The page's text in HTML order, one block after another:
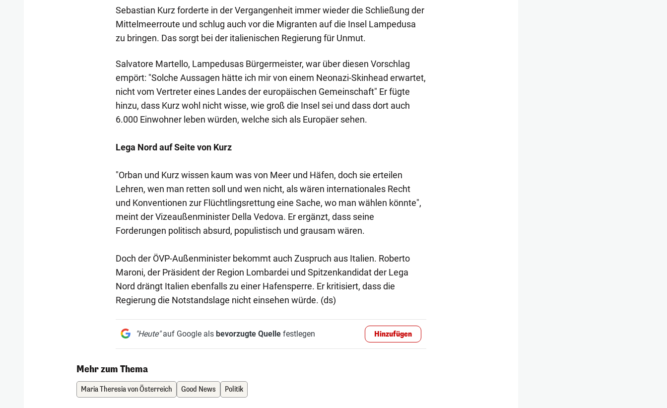
Sebastian Kurz forderte in der Vergangenheit immer wieder die Schließung der
Mittelmeerroute und schlug auch vor die Migranten auf die Insel Lampedusa
zu bringen. Das sorgt bei der italienischen Regierung für Unmut.
Salvatore Martello, Lampedusas Bürgermeister, war über diesen Vorschlag
empört: "Solche Aussagen hätte ich mir von einem Neonazi-Skinhead erwartet,
nicht vom Vertreter eines Landes der europäischen Gemeinschaft" Er fügte
hinzu, dass Kurz wohl nicht wisse, wie groß die Insel sei und dass dort auch
6.000 Einwohner leben würden, welche sich als Europäer sehen.
Lega Nord auf Seite von Kurz
"Orban und Kurz wissen kaum was von Meer und Häfen, doch sie erteilen
Lehren, wen man retten soll und wen nicht, als wären internationales Recht
und Konventionen zur Flüchtlingsrettung eine Sache, wo man wählen könnte",
meint der Vizeaußenminister Della Vedova. Er ergänzt, dass seine
Forderungen politisch absurd, populistisch und grausam wären.
Doch der ÖVP-Außenminister bekommt auch Zuspruch aus Italien. Roberto
Maroni, der Präsident der Region Lombardei und Spitzenkandidat der Lega
Nord drängt Italien ebenfalls zu einer Hafensperre. Er kritisiert, dass die
Regierung die Notstandslage nicht einsehen würde. (ds)
"Heute"auf Google als bevorzugte Quellefestlegen Hinzufügen
Mehr zum Thema
Maria Theresia von Österreich Good News Politik